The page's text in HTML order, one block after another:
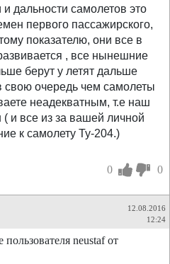
дальности самолетов это
первого пассажирского,
показателю, они все в
, все нынешние
берут у летят дальше
свою очередь чем самолеты
неадекватным, т.е наш
и все из за вашей личной
к самолету Ту-204.)
0 0
12.08.2016
12:24
neustaf от